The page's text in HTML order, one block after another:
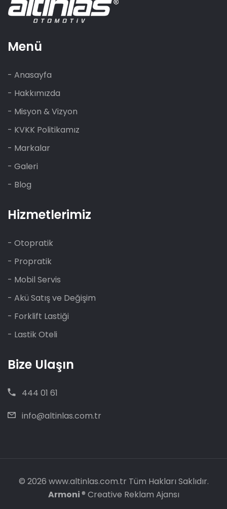
Menü
- Anasayfa
- Hakkımızda
- Misyon & Vizyon
- KVKK Politikamız
- Markalar
- Galeri
- Blog
Hizmetlerimiz
- Otopratik
- Propratik
- Mobil Servis
- Akü Satış ve Değişim
- Forklift Lastiği
- Lastik Oteli
Bize Ulaşın
444 01 61
info@altinlas.com.tr
© 2026 www.altinlas.com.tr Tüm Hakları Saklıdır.
Armoni® Creative Reklam Ajansı